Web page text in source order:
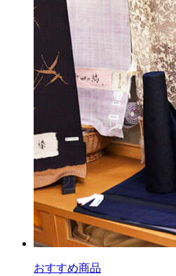
おすすめ商品